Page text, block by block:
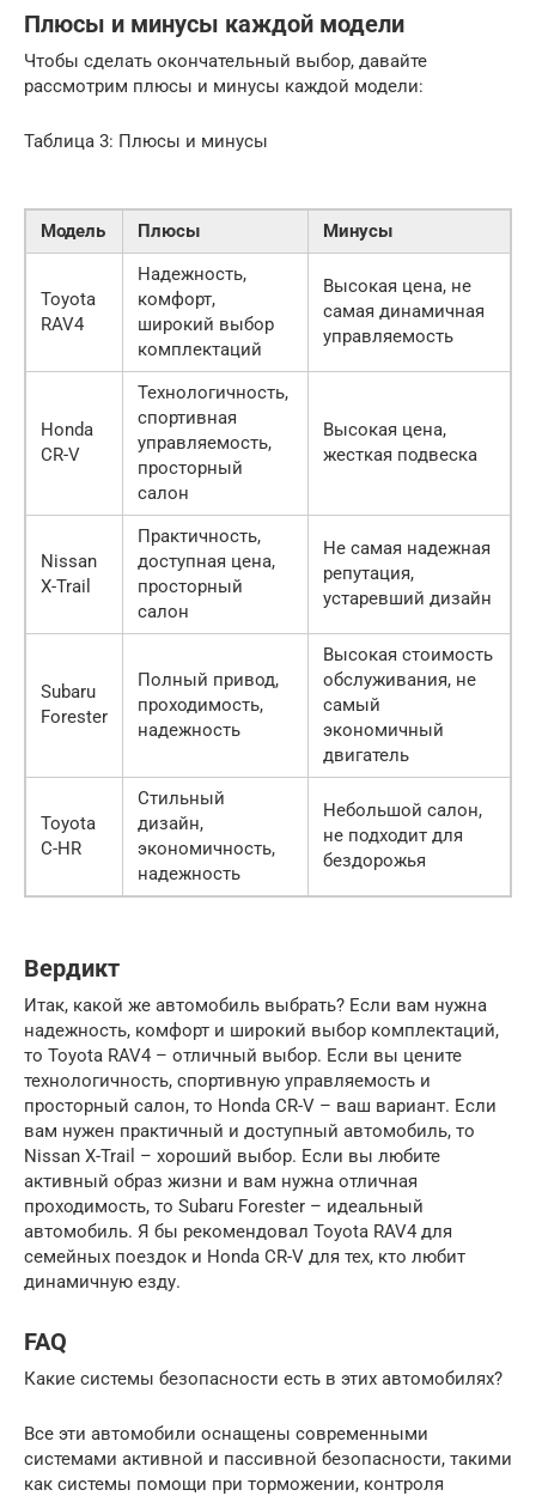
Плюсы и минусы каждой модели
Чтобы сделать окончательный выбор, давайте
рассмотрим плюсы и минусы каждой модели:
Таблица 3: Плюсы и минусы
Модель Плюсы Минусы
Toyota
RAV4
Надежность,
комфорт,
широкий выбор
комплектаций
Высокая цена, не
самая динамичная
управляемость
Honda
CR-V
Технологичность,
спортивная
управляемость,
просторный
салон
Высокая цена,
жесткая подвеска
Nissan
X-Trail
Практичность,
доступная цена,
просторный
салон
Не самая надежная
репутация,
устаревший дизайн
Subaru
Forester
Полный привод,
проходимость,
надежность
Высокая стоимость
обслуживания, не
самый
экономичный
двигатель
Toyota
C-HR
Стильный
дизайн,
экономичность,
надежность
Небольшой салон,
не подходит для
бездорожья
Вердикт
Итак, какой же автомобиль выбрать? Если вам нужна
надежность, комфорт и широкий выбор комплектаций,
то Toyota RAV4 – отличный выбор. Если вы цените
технологичность, спортивную управляемость и
просторный салон, то Honda CR-V – ваш вариант. Если
вам нужен практичный и доступный автомобиль, то
Nissan X-Trail – хороший выбор. Если вы любите
активный образ жизни и вам нужна отличная
проходимость, то Subaru Forester – идеальный
автомобиль. Я бы рекомендовал Toyota RAV4 для
семейных поездок и Honda CR-V для тех, кто любит
динамичную езду.
FAQ
Какие системы безопасности есть в этих автомобилях?
Все эти автомобили оснащены современными
системами активной и пассивной безопасности, такими
как системы помощи при торможении, контроля